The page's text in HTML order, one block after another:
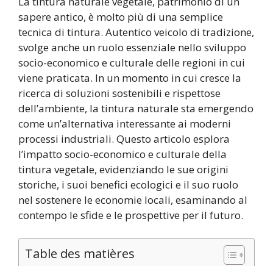
sapere antico, è molto più di una semplice
tecnica di tintura. Autentico veicolo di tradizione,
svolge anche un ruolo essenziale nello sviluppo
socio-economico e culturale delle regioni in cui
viene praticata. In un momento in cui cresce la
ricerca di soluzioni sostenibili e rispettose
dell’ambiente, la tintura naturale sta emergendo
come un’alternativa interessante ai moderni
processi industriali. Questo articolo esplora
l’impatto socio-economico e culturale della
tintura vegetale, evidenziando le sue origini
storiche, i suoi benefici ecologici e il suo ruolo
nel sostenere le economie locali, esaminando al
contempo le sfide e le prospettive per il futuro.
Table des matières